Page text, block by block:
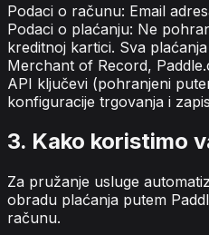
Podaci o računu: Email
Podaci o plaćanju: Ne
kreditnoj kartici. Sva
Merchant of Record,
API ključevi (pohranjeni
konfiguracije trgovanja i
3. Kako koristimo
Za pružanje usluge
obradu plaćanja putem
računu.